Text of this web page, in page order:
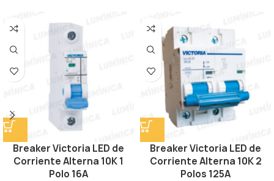
Breaker Victoria LED de
Corriente Alterna 10K 1
Polo 16A
Breaker Victoria LED de
Corriente Alterna 10K 2
Polos 125A